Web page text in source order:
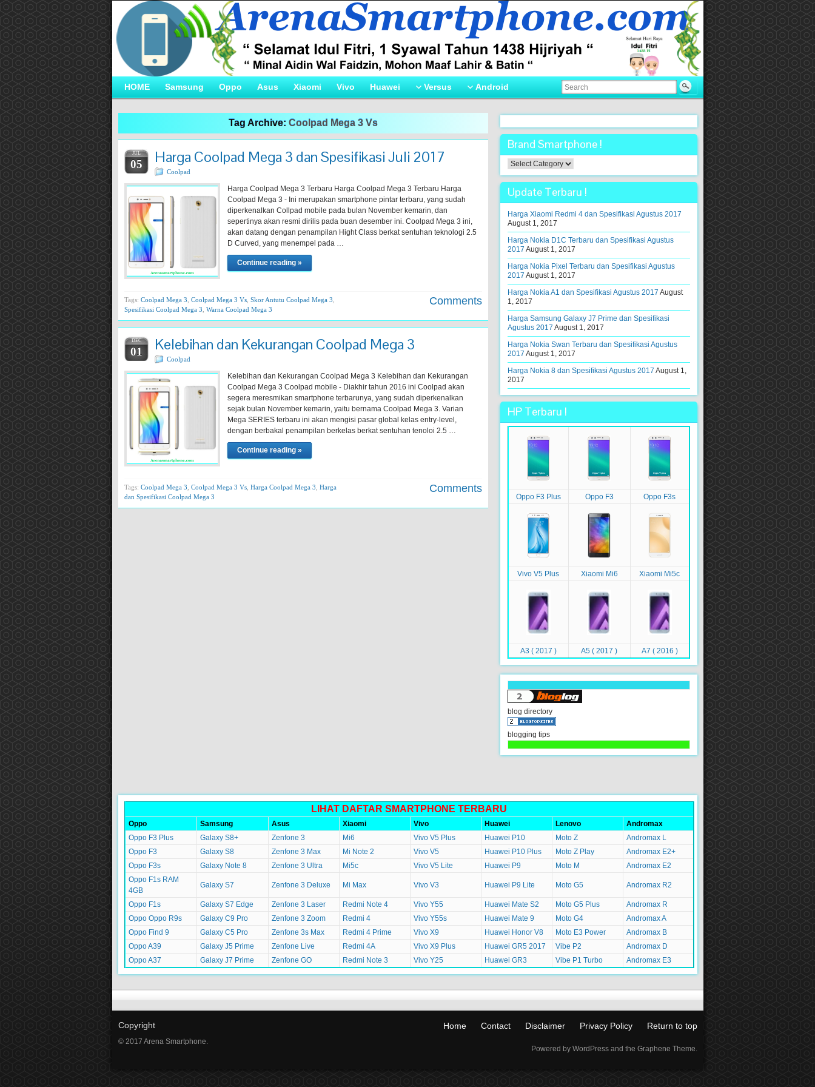
HOME Samsung Oppo Asus Xiaomi Vivo Huawei Versus Android
Tag Archive: Coolpad Mega 3 Vs
JUL
05 Harga Coolpad Mega 3 dan Spesifikasi Juli 2017
Coolpad
Harga Coolpad Mega 3 Terbaru Harga Coolpad Mega 3 Terbaru Harga
Coolpad Mega 3 - Ini merupakan smartphone pintar terbaru, yang sudah
diperkenalkan Collpad mobile pada bulan November kemarin, dan
sepertinya akan resmi dirilis pada buan desember ini. Coolpad Mega 3 ini,
akan datang dengan penampilan Hight Class berkat sentuhan teknologi 2.5
D Curved, yang menempel pada …
Continue reading »
Tags: Coolpad Mega 3 Coolpad Mega 3 Vs, Skor Antutu Coolpad Mega 3
Spesifikasi Coolpad Mega 3 Warna Coolpad Mega 3
Comments
DEC
01 Kelebihan dan Kekurangan Coolpad Mega 3
Coolpad
Kelebihan dan Kekurangan Coolpad Mega 3 Kelebihan dan Kekurangan
Coolpad Mega 3 Coolpad mobile - Diakhir tahun 2016 ini Coolpad akan
segera meresmikan smartphone terbarunya, yang sudah diperkenalkan
sejak bulan November kemarin, yaitu bernama Coolpad Mega 3. Varian
Mega SERIES terbaru ini akan mengisi pasar global kelas entry-level,
dengan berbakal penampilan berkelas berkat sentuhan tenoloi 2.5 …
Continue reading »
Tags: Coolpad Mega 3 Coolpad Mega 3 Vs, Harga Coolpad Mega 3 Harga
dan Spesifikasi Coolpad Mega 3
Comments
Brand Smartphone !
Brand
Smartphone
!Update Terbaru !
Harga Xiaomi Redmi 4 dan Spesifikasi Agustus 2017
August 1, 2017
Harga Nokia D1C Terbaru dan Spesifikasi Agustus
2017 August 1, 2017
Harga Nokia Pixel Terbaru dan Spesifikasi Agustus
2017 August 1, 2017
Harga Nokia A1 dan Spesifikasi Agustus 2017 August
1, 2017
Harga Samsung Galaxy J7 Prime dan Spesifikasi
Agustus 2017 August 1, 2017
Harga Nokia Swan Terbaru dan Spesifikasi Agustus
2017 August 1, 2017
Harga Nokia 8 dan Spesifikasi Agustus 2017 August 1,
2017
HP Terbaru !
Oppo F3 Plus Oppo F3 Oppo F3s
Vivo V5 Plus Xiaomi Mi6 Xiaomi Mi5c
A3 ( 2017 ) A5 ( 2017 ) A7 ( 2016 )
blog directory
blogging tips
LIHAT DAFTAR SMARTPHONE TERBARU
Oppo Samsung Asus Xiaomi Vivo Huawei Lenovo
Andromax
Oppo F3 Plus
Galaxy S8+ Zenfone 3 Mi6 Vivo V5 Plus Huawei P10 Moto Z
Andromax L
Oppo F3
Galaxy S8 Zenfone 3 Max Mi Note 2 Vivo V5 Huawei P10 Plus Moto Z Play
Andromax E2+
Oppo F3s
Galaxy Note 8 Zenfone 3 Ultra Mi5c Vivo V5 Lite Huawei P9 Moto M
Andromax E2
Oppo F1s RAM
4GB
Galaxy S7 Zenfone 3 Deluxe Mi Max Vivo V3 Huawei P9 Lite Moto G5 Andromax R2
Oppo F1s Galaxy S7 Edge Zenfone 3 Laser Redmi Note 4 Vivo Y55 Huawei Mate S2 Moto G5 Plus
Andromax R
Oppo Oppo R9s
Galaxy C9 Pro Zenfone 3 Zoom Redmi 4 Vivo Y55s Huawei Mate 9 Moto G4
Andromax A
Oppo Find 9
Galaxy C5 Pro Zenfone 3s Max Redmi 4 Prime Vivo X9 Huawei Honor V8 Moto E3 Power
Andromax B
Oppo A39
Galaxy J5 Prime Zenfone Live Redmi 4A Vivo X9 Plus Huawei GR5 2017 Vibe P2
Andromax D
Oppo A37
Galaxy J7 Prime Zenfone GO Redmi Note 3 Vivo Y25 Huawei GR3 Vibe P1 Turbo Andromax E3
Copyright
© 2017 Arena Smartphone.
Home Contact Disclaimer Privacy Policy Return to top
Powered by WordPress and the Graphene Theme.